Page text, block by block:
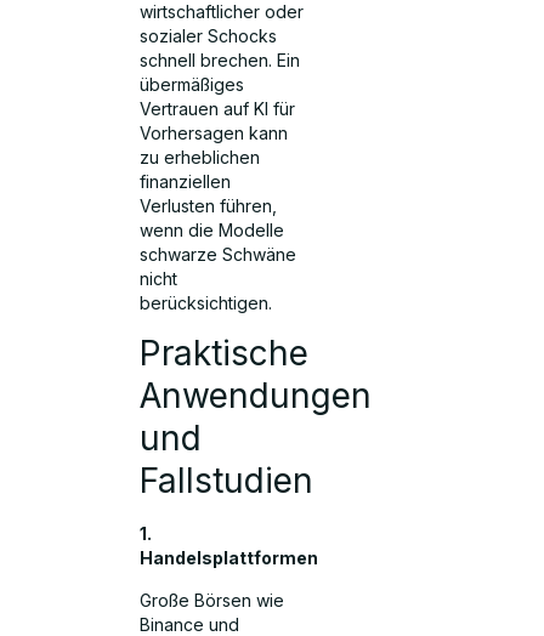
wirtschaftlicher oder
sozialer Schocks
schnell brechen. Ein
übermäßiges
Vertrauen auf KI für
Vorhersagen kann
zu erheblichen
finanziellen
Verlusten führen,
wenn die Modelle
schwarze Schwäne
nicht
berücksichtigen.
Praktische
Anwendungen
und
Fallstudien
1.
Handelsplattformen
Große Börsen wie
Binance und